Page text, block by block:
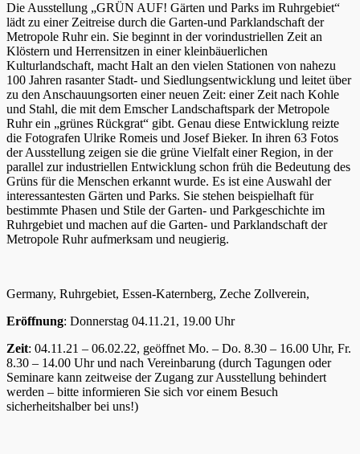
Die Ausstellung „GRÜN AUF! Gärten und Parks im Ruhrgebiet“
lädt zu einer Zeitreise durch die Garten-und Parklandschaft der
Metropole Ruhr ein. Sie beginnt in der vorindustriellen Zeit an
Klöstern und Herrensitzen in einer kleinbäuerlichen
Kulturlandschaft, macht Halt an den vielen Stationen von nahezu
100 Jahren rasanter Stadt- und Siedlungsentwicklung und leitet über
zu den Anschauungsorten einer neuen Zeit: einer Zeit nach Kohle
und Stahl, die mit dem Emscher Landschaftspark der Metropole
Ruhr ein „grünes Rückgrat“ gibt. Genau diese Entwicklung reizte
die Fotografen Ulrike Romeis und Josef Bieker. In ihren 63 Fotos
der Ausstellung zeigen sie die grüne Vielfalt einer Region, in der
parallel zur industriellen Entwicklung schon früh die Bedeutung des
Grüns für die Menschen erkannt wurde. Es ist eine Auswahl der
interessantesten Gärten und Parks. Sie stehen beispielhaft für
bestimmte Phasen und Stile der Garten- und Parkgeschichte im
Ruhrgebiet und machen auf die Garten- und Parklandschaft der
Metropole Ruhr aufmerksam und neugierig.
Germany, Ruhrgebiet, Essen-Katernberg, Zeche Zollverein,
Eröffnung: Donnerstag 04.11.21, 19.00 Uhr
Zeit: 04.11.21 – 06.02.22, geöffnet Mo. – Do. 8.30 – 16.00 Uhr, Fr.
8.30 – 14.00 Uhr und nach Vereinbarung (durch Tagungen oder
Seminare kann zeitweise der Zugang zur Ausstellung behindert
werden – bitte informieren Sie sich vor einem Besuch
sicherheitshalber bei uns!)